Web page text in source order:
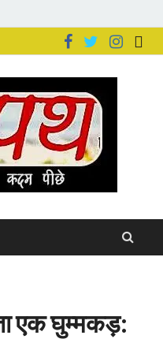
एक घुम्मकड़: